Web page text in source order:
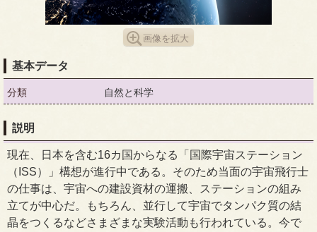
画像を拡大
基本データ
分類 自然と科学
説明
現在、日本を含む16カ国からなる「国際宇宙ステーション
（ISS）」構想が進行中である。そのため当面の宇宙飛行士
の仕事は、宇宙への建設資材の運搬、ステーションの組み
立てが中心だ。もちろん、並行して宇宙でタンパク質の結
晶をつくるなどさまざまな実験活動も行われている。今で